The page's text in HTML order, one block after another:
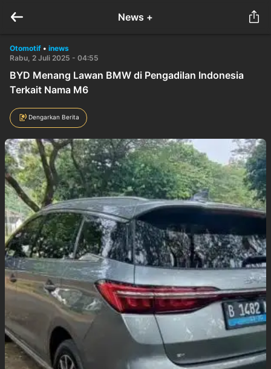
News +
Otomotif • inews
Rabu, 2 Juli 2025 - 04:55
BYD Menang Lawan BMW di Pengadilan Indonesia
Terkait Nama M6
Dengarkan Berita